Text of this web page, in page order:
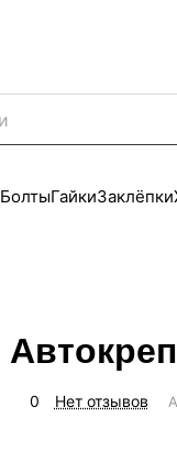
БолтыГайкиЗаклёпки
0 Нет отзывов